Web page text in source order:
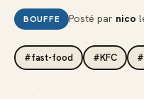
BOUFFE Posté par nico
#fast-food #KFC